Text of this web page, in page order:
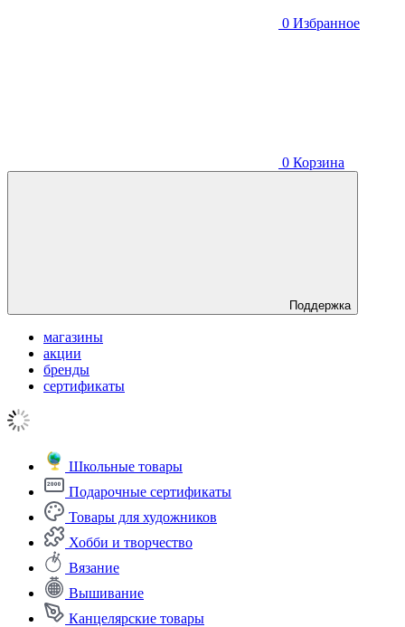
0 Избранное
0 Корзина
Поддержка
магазины
акции
бренды
сертификаты
Школьные товары
Подарочные сертификаты
Товары для художников
Хобби и творчество
Вязание
Вышивание
Канцелярские товары